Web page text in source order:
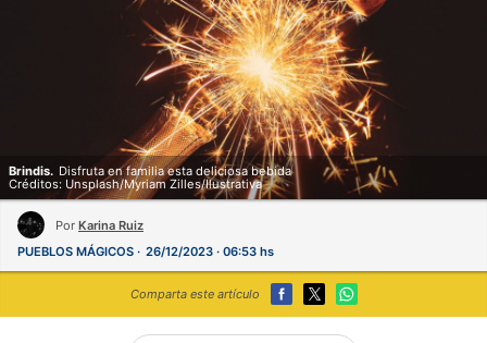
Brindis. Disfruta en familia esta deliciosa bebida
Créditos: Unsplash/Myriam Zilles/Ilustrativa
Por Karina Ruiz
PUEBLOS MÁGICOS
26/12/2023 · 06:53 hs
Comparta este artículo